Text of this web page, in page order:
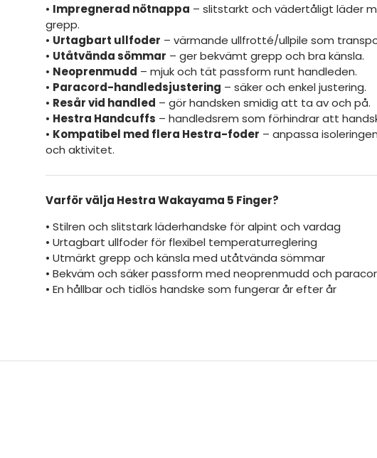
• Impregnerad nötnappa – slitstarkt och vädertåligt läder
grepp.
• Urtagbart ullfoder – värmande ullfrotté/ullpile som
• Utåtvända sömmar – ger bekvämt grepp och bra känsla.
• Neoprenmudd – mjuk och tät passform runt handleden.
• Paracord-handledsjustering – säker och enkel justering.
• Resår vid handled – gör handsken smidig att ta av och på.
• Hestra Handcuffs – handledsrem som förhindrar att
• Kompatibel med flera Hestra-foder – anpassa
och aktivitet.
Varför välja Hestra Wakayama 5 Finger?
• Stilren och slitstark läderhandske för alpint och vardag
• Urtagbart ullfoder för flexibel temperaturreglering
• Utmärkt grepp och känsla med utåtvända sömmar
• Bekväm och säker passform med neoprenmudd och
• En hållbar och tidlös handske som fungerar år efter år